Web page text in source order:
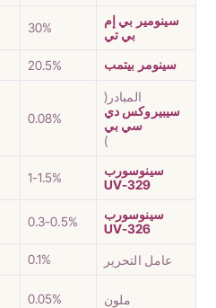
سينومير بي إم
بي تي
30%
سينومر بيتمب 20.5%
المبادر(
سيبيروكس دي
سي بي
)
0.08%
سينوسورب
UV-329
1-1.5%
سينوسورب
UV-326
0.3-0.5%
عامل التحرير 0.1%
ملون 0.05%